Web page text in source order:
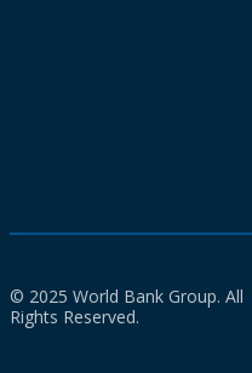
© 2025 World Bank Group. All
Rights Reserved.